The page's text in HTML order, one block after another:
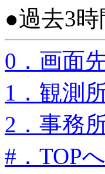
●過去3
0．画面
1．観測
2．事務
#．TOPへ